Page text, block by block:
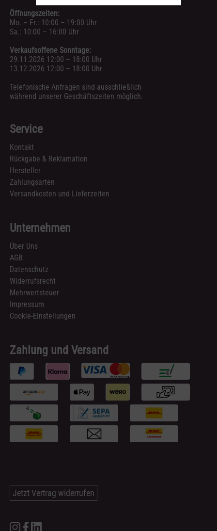
Öffnungszeiten:
Mo. – Fr.: 10:00 – 19:00 Uhr
Sa.: 10:00 – 16:00 Uhr
Verkaufsoffene Sonntage:
29.11.2026 12:00 – 18:00 Uhr
13.12.2026 12:00 – 18:00 Uhr
Telefonische Anfragen sind ausschließlich
während unserer Geschäftszeiten möglich.
Service
Kontakt
Rückgabe & Reklamation
Hersteller
Zahlungsarten
Versandkosten und Lieferzeiten
Unternehmen
Über Uns
AGB
Datenschutz
Widerrufsrecht
Mehrwertsteuer
Impressum
Cookie-Einstellungen
Zahlung und Versand
Jetzt Vertrag widerrufen